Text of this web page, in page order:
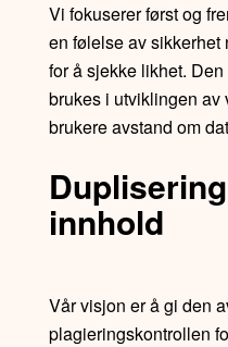
Vi fokuserer først og
en følelse av
for å sjekke likhet.
brukes i utviklingen av
brukere avstand om
innhold
Vår visjon er å gi den
plagieringskontrollen